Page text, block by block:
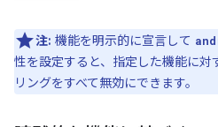
注: 機能を明示的に宣言して
性を設定すると、指定した機能に
リングをすべて無効にできます。